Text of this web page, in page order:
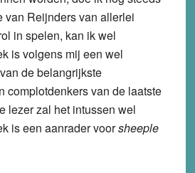
van Reijnders van allerlei
in spelen, kan ik wel
is volgens mij een wel
de belangrijkste
complotdenkers van de laatste
lezer zal het intussen wel
is een aanrader voorsheeple